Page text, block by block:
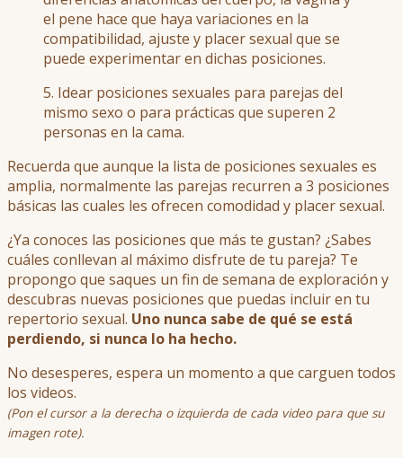
el pene hace que haya variaciones en la
compatibilidad, ajuste y placer sexual que se
puede experimentar en dichas posiciones.
5. Idear posiciones sexuales para parejas del
mismo sexo o para prácticas que superen 2
personas en la cama.
Recuerda que aunque la lista de posiciones sexuales es
amplia, normalmente las parejas recurren a 3 posiciones
básicas las cuales les ofrecen comodidad y placer sexual.
¿Ya conoces las posiciones que más te gustan? ¿Sabes
cuáles conllevan al máximo disfrute de tu pareja? Te
propongo que saques un fin de semana de exploración y
descubras nuevas posiciones que puedas incluir en tu
repertorio sexual. Uno nunca sabe de qué se está
perdiendo, si nunca lo ha hecho.
No desesperes, espera un momento a que carguen todos
los videos.
(Pon el cursor a la derecha o izquierda de cada video para que su
imagen rote).